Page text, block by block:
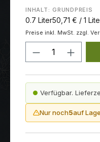
INHALT:
0.7 Liter
GRUNDPREIS
50,71 € / 1
Preise inkl. MwSt. zzgl.
Produkt
Verfügbar.
Nur noch5auf